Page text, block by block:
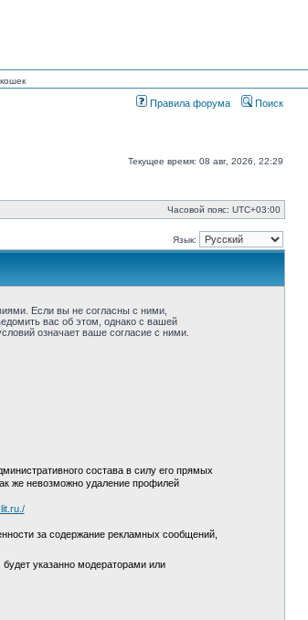
Правила форума Поиск
Текущее время: 08 авг, 2026, 22:29
Часовой пояс: UTC+03:00
Язык:
Если вы не согласны с ними,
вас об этом, однако с вашей
означает ваше согласие с ними.
состава в силу его прямых
же невозможно удаление профилей
за содержание рекламных сообщений,
указанно модераторами или